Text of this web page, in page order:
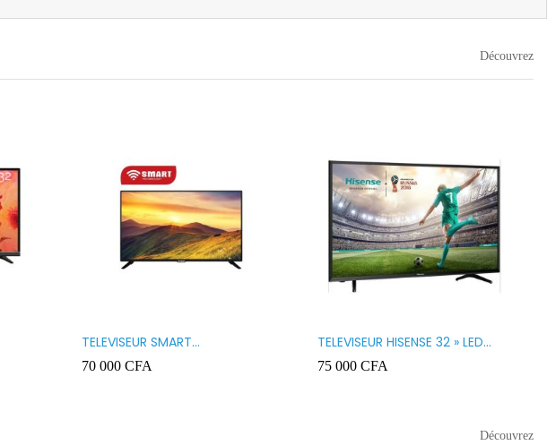
Découvrez
TELEVISEUR SMART
TECHNOLOGY 32 LED STT3200K
70 000 CFA
TELEVISEUR HISENSE 32 » LED
32A5200
75 000 CFA
Découvrez